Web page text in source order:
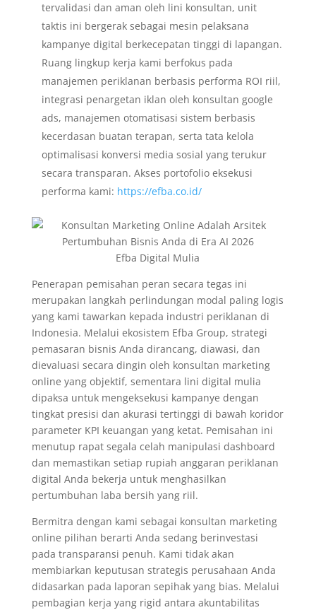
tervalidasi dan aman oleh lini konsultan, unit
taktis ini bergerak sebagai mesin pelaksana
kampanye digital berkecepatan tinggi di lapangan.
Ruang lingkup kerja kami berfokus pada
manajemen periklanan berbasis performa ROI riil,
integrasi penargetan iklan oleh konsultan google
ads, manajemen otomatisasi sistem berbasis
kecerdasan buatan terapan, serta tata kelola
optimalisasi konversi media sosial yang terukur
secara transparan. Akses portofolio eksekusi
performa kami: https://efba.co.id/
Efba Digital Mulia
Penerapan pemisahan peran secara tegas ini
merupakan langkah perlindungan modal paling logis
yang kami tawarkan kepada industri periklanan di
Indonesia. Melalui ekosistem Efba Group, strategi
pemasaran bisnis Anda dirancang, diawasi, dan
dievaluasi secara dingin oleh konsultan marketing
online yang objektif, sementara lini digital mulia
dipaksa untuk mengeksekusi kampanye dengan
tingkat presisi dan akurasi tertinggi di bawah koridor
parameter KPI keuangan yang ketat. Pemisahan ini
menutup rapat segala celah manipulasi dashboard
dan memastikan setiap rupiah anggaran periklanan
digital Anda bekerja untuk menghasilkan
pertumbuhan laba bersih yang riil.
Bermitra dengan kami sebagai konsultan marketing
online pilihan berarti Anda sedang berinvestasi
pada transparansi penuh. Kami tidak akan
membiarkan keputusan strategis perusahaan Anda
didasarkan pada laporan sepihak yang bias. Melalui
pembagian kerja yang rigid antara akuntabilitas